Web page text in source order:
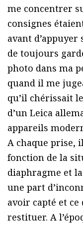
me concentrer
consignes
avant
de toujours
photo dans ma
quand il me
qu’il chérissait
d’un Leica
appareils
A chaque prise,
fonction de la
diaphragme et
une part
avoir capté et
restituer. A